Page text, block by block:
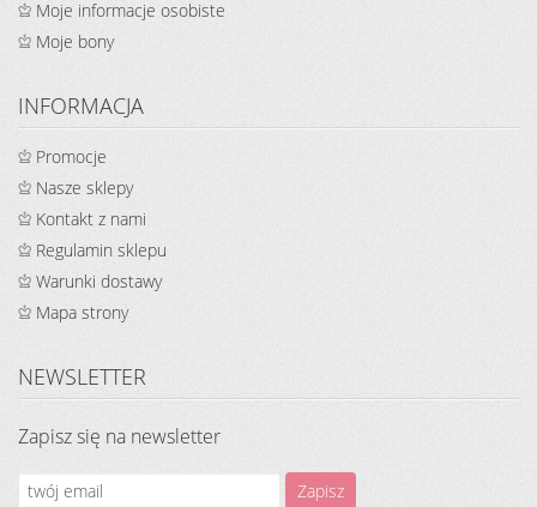
Moje informacje osobiste
Moje bony
INFORMACJA
Promocje
Nasze sklepy
Kontakt z nami
Regulamin sklepu
Warunki dostawy
Mapa strony
NEWSLETTER
Zapisz się na newsletter